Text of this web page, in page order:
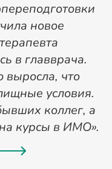
новое
в главврача.
выросла, что
условия.
коллег, а
курсы в ИМО».